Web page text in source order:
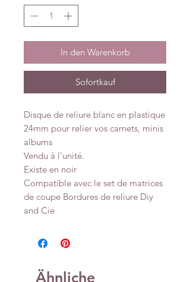
In den Warenkorb
Sofortkauf
Disque de reliure blanc en plastique
24mm pour relier vos carnets, minis
albums
Vendu à l'unité.
Existe en noir
Compatible avec le set de matrices
de coupe Bordures de reliure Diy
and Cie
Ähnliche